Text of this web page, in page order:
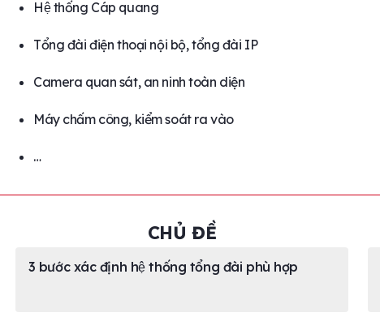
Hệ thống Cáp quang
Tổng đài điện thoại nội bộ, tổng đài IP
Camera quan sát, an ninh toàn diện
Máy chấm công, kiểm soát ra vào
…
CHỦ ĐỀ
3 bước xác định hệ thống tổng đài phù hợp